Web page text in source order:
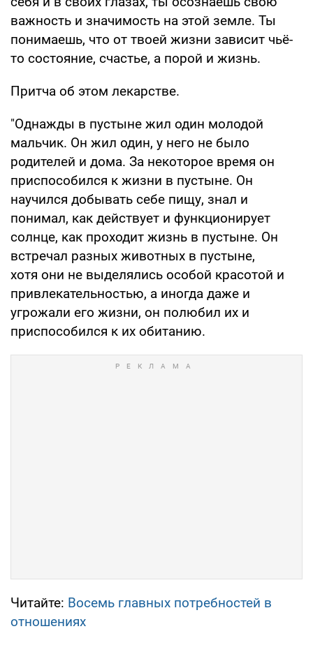
важность и значимость на этой земле. Ты
понимаешь, что от твоей жизни зависит чьё-
то состояние, счастье, а порой и жизнь.
Притча об этом лекарстве.
"Однажды в пустыне жил один молодой
мальчик. Он жил один, у него не было
родителей и дома. За некоторое время он
приспособился к жизни в пустыне. Он
научился добывать себе пищу, знал и
понимал, как действует и функционирует
солнце, как проходит жизнь в пустыне. Он
встречал разных животных в пустыне,
хотя они не выделялись особой красотой и
привлекательностью, а иногда даже и
угрожали его жизни, он полюбил их и
приспособился к их обитанию.
Читайте: Восемь главных потребностей в
отношениях